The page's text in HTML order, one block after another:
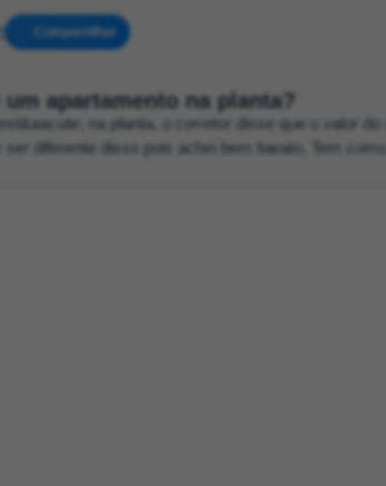
Compartilhar
apartamento na planta?
na planta, o corretor disse que o valor
diferente disso pois achei bem barato. Tem